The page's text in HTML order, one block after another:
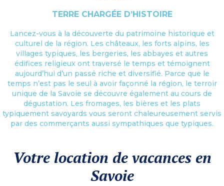
TERRE CHARGÉE D’HISTOIRE
Lancez-vous à la découverte du patrimoine historique et
culturel de la région. Les châteaux, les forts alpins, les
villages typiques, les bergeries, les abbayes et autres
édifices religieux ont traversé le temps et témoignent
aujourd’hui d’un passé riche et diversifié. Parce que le
temps n’est pas le seul à avoir façonné la région, le terroir
unique de la Savoie se découvre également au cours de
dégustation. Les fromages, les bières et les plats
typiquement savoyards vous seront chaleureusement servis
par des commerçants aussi sympathiques que typiques.
Votre location de vacances en
Savoie